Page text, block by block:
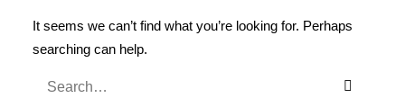
It seems we can’t find what you’re looking for. Perhaps
searching can help.